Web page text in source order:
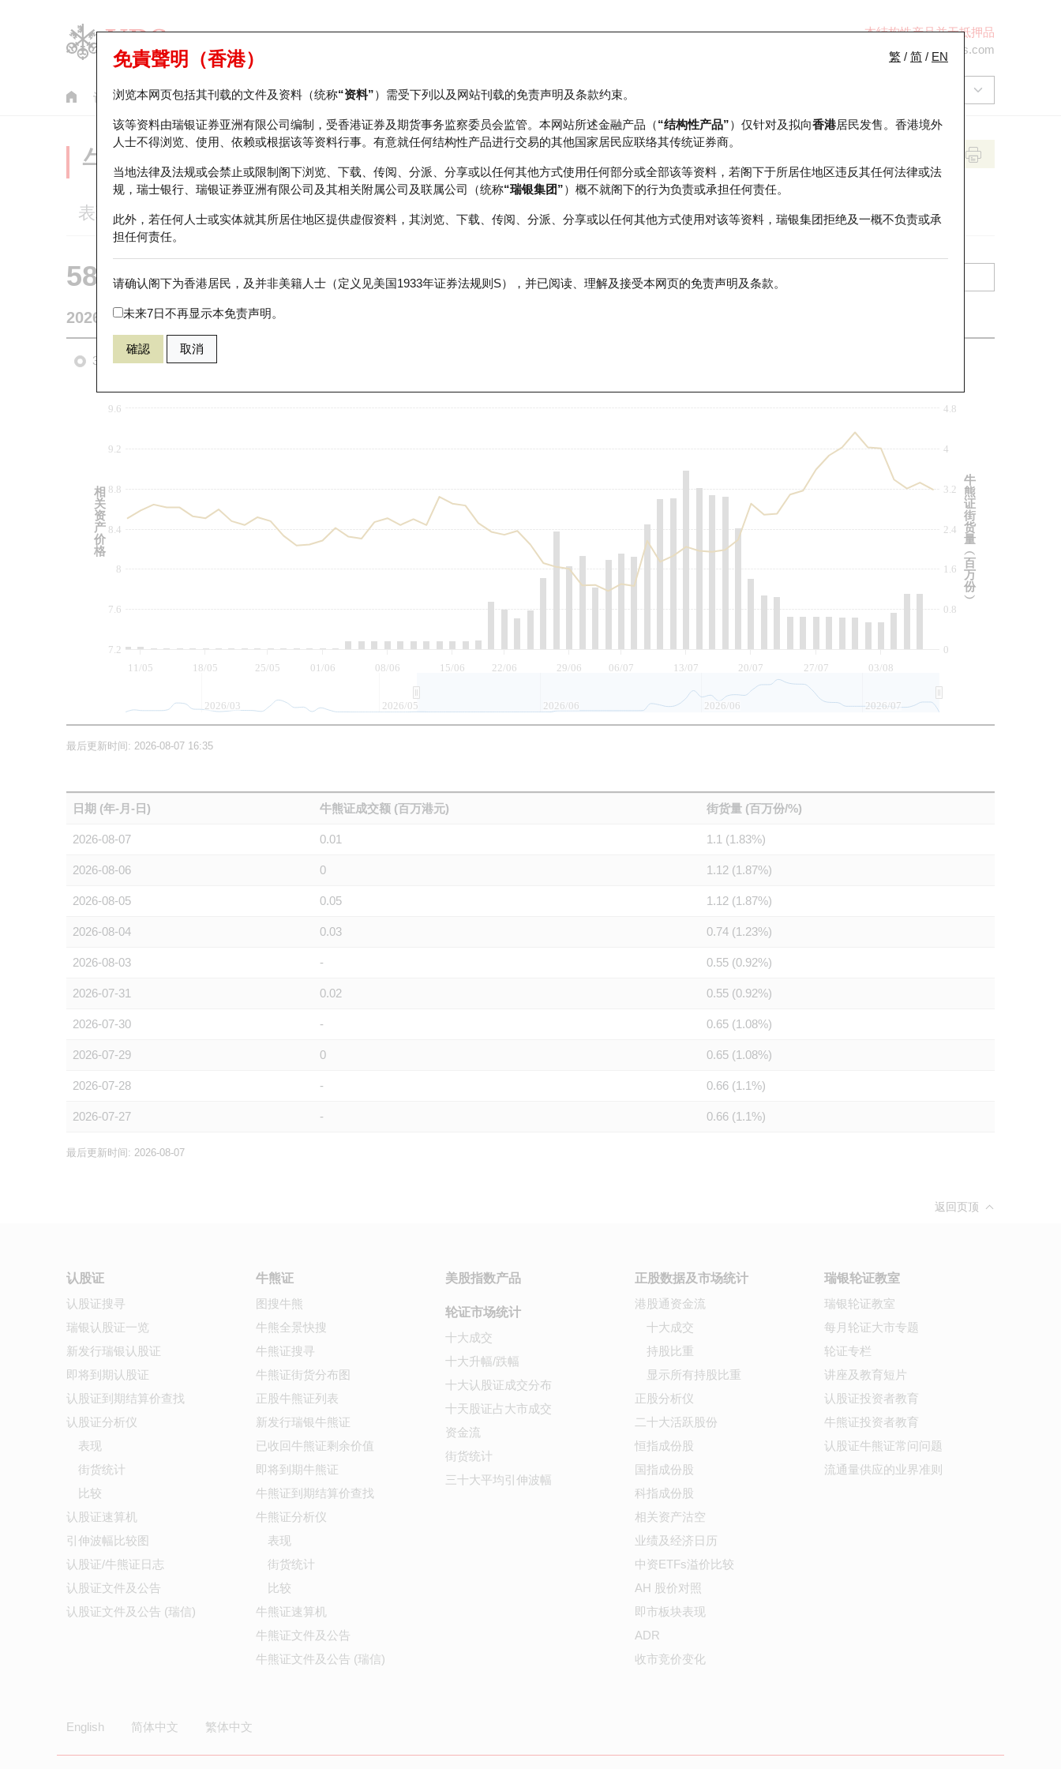
本结构性产品并无抵押品
ol-hkwarrants@ubs.com
认股证 牛熊证 美股指数产品 轮证市场统计 正股数据及市场统计 瑞银轮证教室
繁 / 简 / EN
免責聲明（香港）
浏览本网页包括其刊载的文件及资料（统称“资料”）需受下列以及网站刊载的免责声明及条款约束。
该等资料由瑞银证券亚洲有限公司编制，受香港证券及期货事务监察委员会监管。本网站所述金融产品（“结构性产品”）仅针对及拟向香港居民发售。香港境外
人士不得浏览、使用、依赖或根据该等资料行事。有意就任何结构性产品进行交易的其他国家居民应联络其传统证券商。
当地法律及法规或会禁止或限制阁下浏览、下载、传阅、分派、分享或以任何其他方式使用任何部分或全部该等资料，若阁下于所居住地区违反其任何法律或法
规，瑞士银行、瑞银证券亚洲有限公司及其相关附属公司及联属公司（统称“瑞银集团”）概不就阁下的行为负责或承担任何责任。
此外，若任何人士或实体就其所居住地区提供虚假资料，其浏览、下载、传阅、分派、分享或以任何其他方式使用对该等资料，瑞银集团拒绝及一概不负责或承
担任何责任。
请确认阁下为香港居民，及并非美籍人士（定义见美国1933年证券法规则S），并已阅读、理解及接受本网页的免责声明及条款。
未来7日不再显示本免责声明。
確認 取消
牛熊证分析仪
表现 街货统计 比较
58161 瑞银牛证 0939 建设银行
2026-08-07 相关资产价格8.79
3个月 6个月
11/05 25/05 08/06 22/06 06/07 20/07 03/08
18/05 01/06 15/06 29/06 13/07 27/07
0
0.8
1.6
2.4
3.2
4
4.8
7.2
7.6
8
8.4
8.8
9.2
9.6
2026/03 2026/05 2026/06 2026/06 2026/07
牛
熊
证
街
货
量
︵
百
万
份
︶
相
关
资
产
价
格
最后更新时间: 2026-08-07 16:35
日期 (年-月-日) 牛熊证成交额 (百万港元) 街货量 (百万份/%)
2026-08-07 0.01 1.1 (1.83%)
2026-08-06 0 1.12 (1.87%)
2026-08-05 0.05 1.12 (1.87%)
2026-08-04 0.03 0.74 (1.23%)
2026-08-03 - 0.55 (0.92%)
2026-07-31 0.02 0.55 (0.92%)
2026-07-30 - 0.65 (1.08%)
2026-07-29 0 0.65 (1.08%)
2026-07-28 - 0.66 (1.1%)
2026-07-27 - 0.66 (1.1%)
最后更新时间: 2026-08-07
返回页顶
认股证
认股证搜寻
瑞银认股证一览
新发行瑞银认股证
即将到期认股证
认股证到期结算价查找
认股证分析仪
表现
街货统计
比较
认股证速算机
引伸波幅比较图
认股证/牛熊证日志
认股证文件及公告
认股证文件及公告 (瑞信)
牛熊证
图搜牛熊
牛熊全景快搜
牛熊证搜寻
牛熊证街货分布图
正股牛熊证列表
新发行瑞银牛熊证
已收回牛熊证剩余价值
即将到期牛熊证
牛熊证到期结算价查找
牛熊证分析仪
表现
街货统计
比较
牛熊证速算机
牛熊证文件及公告
牛熊证文件及公告 (瑞信)
美股指数产品
轮证市场统计
十大成交
十大升幅/跌幅
十大认股证成交分布
十天股证占大市成交
资金流
街货统计
三十大平均引伸波幅
正股数据及市场统计
港股通资金流
十大成交
持股比重
显示所有持股比重
正股分析仪
二十大活跃股份
恒指成份股
国指成份股
科指成份股
相关资产沽空
业绩及经济日历
中资ETFs溢价比较
AH 股价对照
即市板块表现
ADR
收市竞价变化
瑞银轮证教室
瑞银轮证教室
每月轮证大市专题
轮证专栏
讲座及教育短片
认股证投资者教育
牛熊证投资者教育
认股证牛熊证常问问题
流通量供应的业界准则
English 简体中文 繁体中文